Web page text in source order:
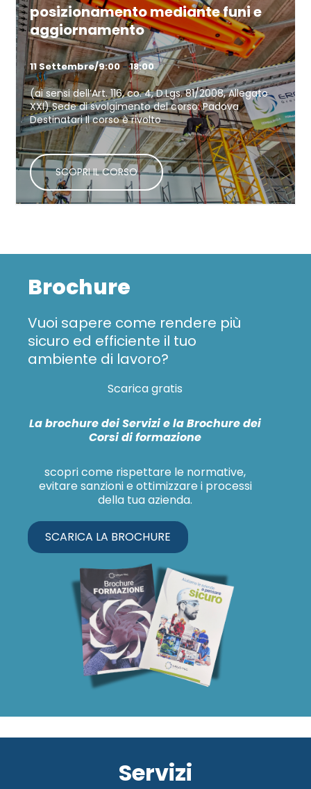
posizionamento mediante funi e
aggiornamento
11 Settembre/9:00-18:00
(ai sensi dell’Art. 116, co. 4, D.Lgs. 81/2008, Allegato
XXI) Sede di svolgimento del corso: Padova
Destinatari Il corso è rivolto
Continua a leggere
Brochure
Vuoi sapere come rendere più
sicuro ed efficiente il tuo
ambiente di lavoro?
Scarica gratis
La brochure dei Servizi e la Brochure dei
Corsi di formazione
scopri come rispettare le normative,
evitare sanzioni e ottimizzare i processi
della tua azienda.
SCARICA LA BROCHURE
Servizi